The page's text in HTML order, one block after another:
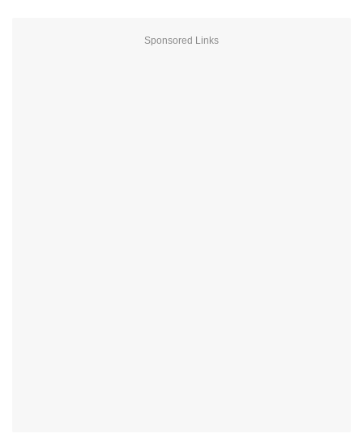
Sponsored Links